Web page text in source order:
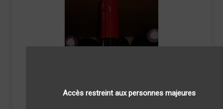
Accès restreint aux personnes majeures